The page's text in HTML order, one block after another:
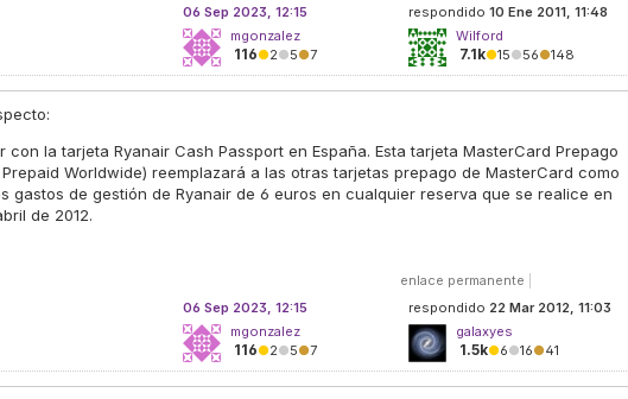
respondido 10 Ene 2011, 11:48
Wilford
7.1k●15●56●148
06 Sep 2023, 12:15
mgonzalez
116●2●5●7
con la tarjeta Ryanair Cash Passport en España. Esta tarjeta MasterCard Prepago
Worldwide) reemplazará a las otras tarjetas prepago de MasterCard como
gastos de gestión de Ryanair de 6 euros en cualquier reserva que se realice en
de 2012.
enlace permanente
respondido 22 Mar 2012, 11:03
galaxyes
1.5k●6●16●41
06 Sep 2023, 12:15
mgonzalez
116●2●5●7